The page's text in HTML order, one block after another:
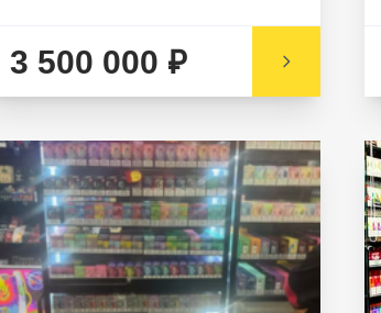
3 500 000 ₽